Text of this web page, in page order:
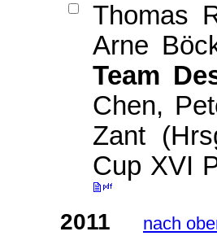
Thomas
Arne
Team
Chen,
Zant
Cup XVI
2011 nach